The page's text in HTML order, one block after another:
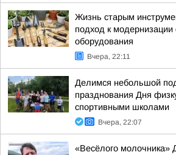
Жизнь старым
подход к модернизации
оборудования
Вчера, 22:11
Делимся небольшой
празднования Дня
спортивными школами
Вчера, 22:07
«Весёлого молочника»